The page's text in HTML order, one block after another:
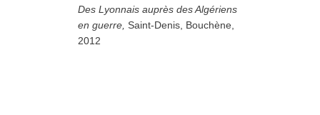
Des Lyonnais auprès des Algériens
en guerre, Saint-Denis, Bouchène,
2012